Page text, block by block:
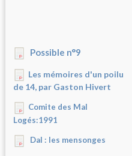
Possible n°9
Les mémoires d'un poilu
de 14, par Gaston Hivert
Comite des Mal
Logés:1991
Dal : les mensonges